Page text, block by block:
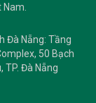
Nam.
Đà Nẵng: Tầng
50 Bạch
TP. Đà Nẵng